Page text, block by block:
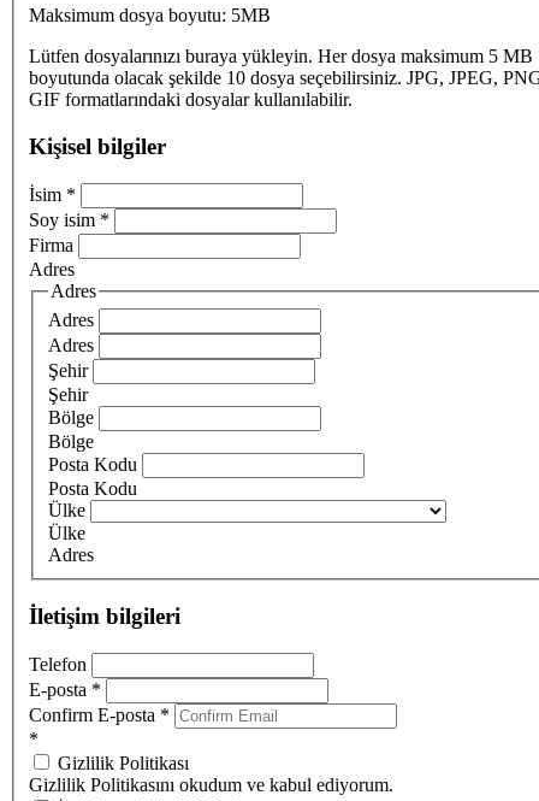
Maksimum dosya boyutu: 5MB
Lütfen dosyalarınızı buraya yükleyin. Her dosya maksimum 5 MB
boyutunda olacak şekilde 10 dosya seçebilirsiniz. JPG, JPEG,
GIF formatlarındaki dosyalar kullanılabilir.
Kişisel bilgiler
İsim *
Soy isim *
Firma
Adres
Adres
Adres
Adres
Şehir
Şehir
Bölge
Bölge
Posta Kodu
Posta Kodu
Ülke
Ülke
Adres
İletişim bilgileri
Telefon
E-posta *
Confirm E-posta *
*
Gizlilik Politikası
Gizlilik Politikasını okudum ve kabul ediyorum.